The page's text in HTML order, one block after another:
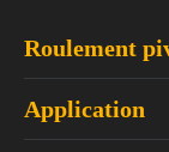
Roulement
Application